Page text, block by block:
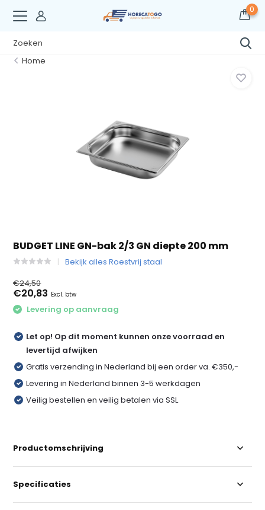
0
Home
BUDGET LINE GN-bak 2/3 GN diepte 200 mm
Bekijk alles Roestvrij staal
€24,50
€20,83 Excl. btw
Levering op aanvraag
Let op! Op dit moment kunnen onze voorraad en
levertijd afwijken
Gratis verzending in Nederland bij een order va. €350,-
Levering in Nederland binnen 3-5 werkdagen
Veilig bestellen en veilig betalen via SSL
Productomschrijving
Specificaties